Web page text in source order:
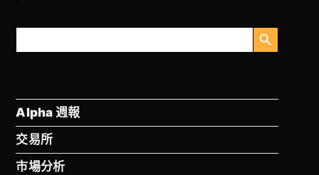
搜
搜索按钮
Alpha 週報
交易所
市場分析